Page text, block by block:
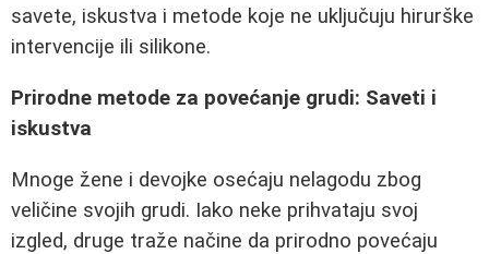
savete, iskustva i metode koje ne uključuju hirurške
intervencije ili silikone.
Prirodne metode za povećanje grudi: Saveti i
iskustva
Mnoge žene i devojke osećaju nelagodu zbog
veličine svojih grudi. Iako neke prihvataju svoj
izgled, druge traže načine da prirodno povećaju